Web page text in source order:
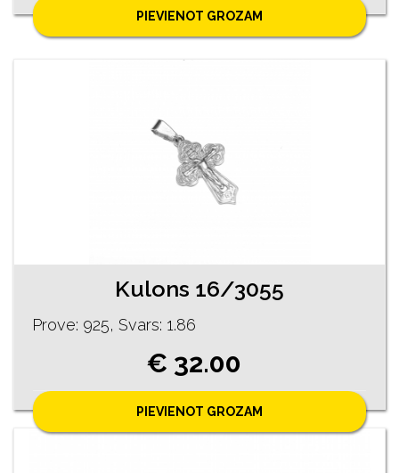
PIEVIENOT GROZAM
Kulons 16/3055
Prove: 925, Svars: 1.86
€ 32.00
PIEVIENOT GROZAM